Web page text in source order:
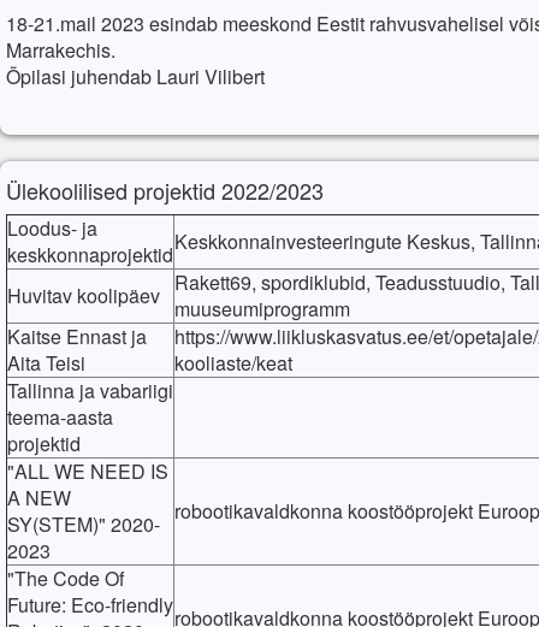
18-21.mail 2023 esindab meeskond Eestit rahvusvahelisel
Marrakechis.
Õpilasi juhendab Lauri Vilibert
Ülekoolilised projektid 2022/2023
Loodus- ja
keskkonnaprojektidKeskkonnainvesteeringute Keskus,
Huvitav koolipäev Rakett69, spordiklubid, Teadusstuudio,
muuseumiprogramm
Kaitse Ennast ja
Aita Teisi
https://www.liikluskasvatus.ee/et/
kooliaste/keat
Tallinna ja vabariigi
teema-aasta
projektid
"ALL WE NEED IS
A NEW
SY(STEM)" 2020-
2023
robootikavaldkonna koostööprojekt
"The Code Of
Future: Eco-friendlyrobootikavaldkonna koostööprojekt